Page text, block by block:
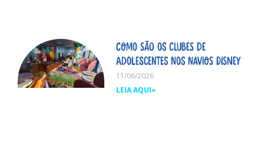
Como são os clubes de
adolescentes nos navios Disney
11/06/2026
LEIA AQUI»